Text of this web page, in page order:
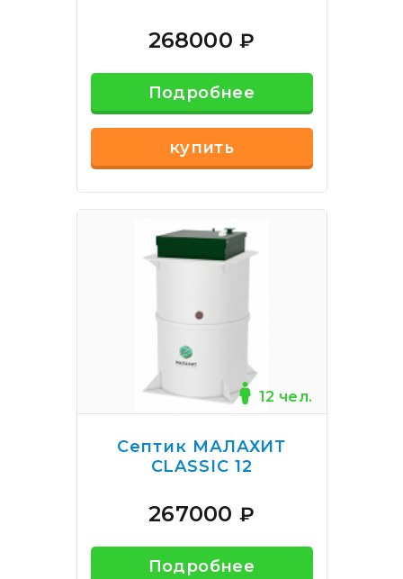
268000₽
Подробнее
купить
12 чел.
Септик МАЛАХИТ
CLASSIC 12
267000 ₽
Подробнее